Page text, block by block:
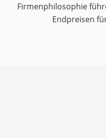
Firmenphilosophie
Endpreisen